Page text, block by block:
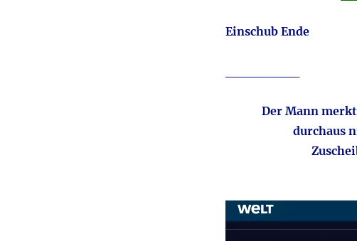
Einschub Ende
Der Mann
durchaus
Video-
Player